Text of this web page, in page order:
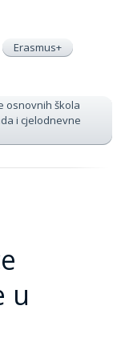
Erasmus+
osnovnih škola
i cjelodnevne
u